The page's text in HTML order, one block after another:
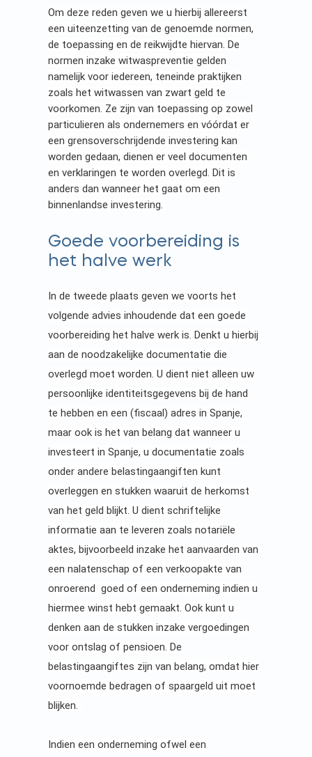
Om deze reden geven we u hierbij allereerst
een uiteenzetting van de genoemde normen,
de toepassing en de reikwijdte hiervan. De
normen inzake witwaspreventie gelden
namelijk voor iedereen, teneinde praktijken
zoals het witwassen van zwart geld te
voorkomen. Ze zijn van toepassing op zowel
particulieren als ondernemers en vóórdat er
een grensoverschrijdende investering kan
worden gedaan, dienen er veel documenten
en verklaringen te worden overlegd. Dit is
anders dan wanneer het gaat om een
binnenlandse investering.
Goede voorbereiding is
het halve werk
In de tweede plaats geven we voorts het
volgende advies inhoudende dat een goede
voorbereiding het halve werk is. Denkt u hierbij
aan de noodzakelijke documentatie die
overlegd moet worden. U dient niet alleen uw
persoonlijke identiteitsgegevens bij de hand
te hebben en een (fiscaal) adres in Spanje,
maar ook is het van belang dat wanneer u
investeert in Spanje, u documentatie zoals
onder andere belastingaangiften kunt
overleggen en stukken waaruit de herkomst
van het geld blijkt. U dient schriftelijke
informatie aan te leveren zoals notariële
aktes, bijvoorbeeld inzake het aanvaarden van
een nalatenschap of een verkoopakte van
onroerend goed of een onderneming indien u
hiermee winst hebt gemaakt. Ook kunt u
denken aan de stukken inzake vergoedingen
voor ontslag of pensioen. De
belastingaangiftes zijn van belang, omdat hier
voornoemde bedragen of spaargeld uit moet
blijken.
Indien een onderneming ofwel een